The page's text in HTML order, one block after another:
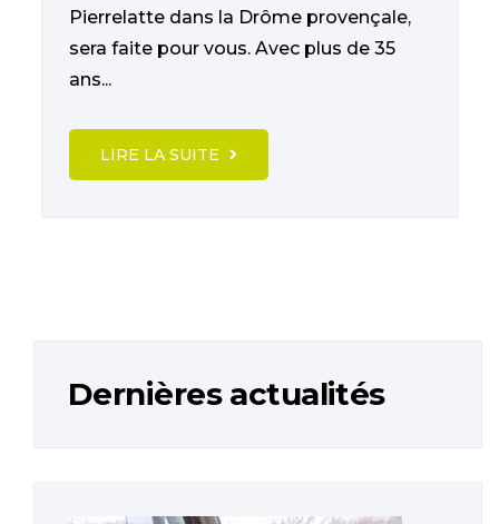
Pierrelatte dans la Drôme provençale,
sera faite pour vous. Avec plus de 35
ans...
LIRE LA SUITE
Dernières actualités